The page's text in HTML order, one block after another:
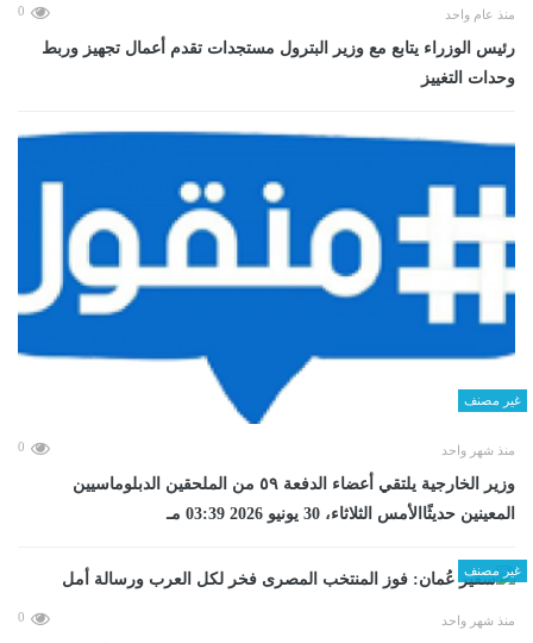
منذ عام واحد 0
رئيس الوزراء يتابع مع وزير البترول مستجدات تقدم أعمال تجهيز وربط
وحدات التغييز
غير مصنف
منذ شهر واحد 0
وزير الخارجية يلتقي أعضاء الدفعة ٥٩ من الملحقين الدبلوماسيين
المعينين حديثًاالأمس الثلاثاء، 30 يونيو 2026 03:39 مـ
غير مصنف
منذ شهر واحد 0